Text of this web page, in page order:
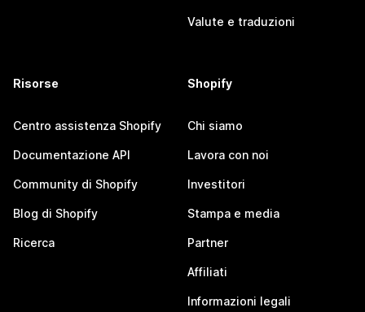
Valute e traduzioni
Risorse
Centro assistenza Shopify
Documentazione API
Community di Shopify
Blog di Shopify
Ricerca
Shopify
Chi siamo
Lavora con noi
Investitori
Stampa e media
Partner
Affiliati
Informazioni legali